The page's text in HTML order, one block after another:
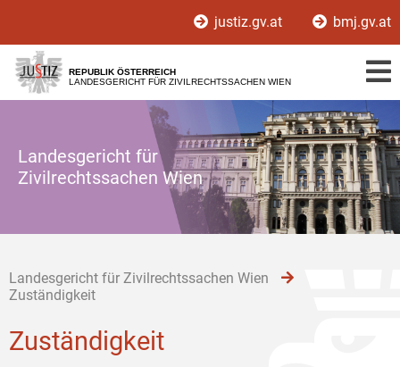
[1]
[2]
[3]
justiz.gv.at bmj.gv.at
REPUBLIK ÖSTERREICH
LANDESGERICHT FÜR ZIVILRECHTSSACHEN WIEN
Landesgericht für
Zivilrechtssachen Wien
Landesgericht für Zivilrechtssachen Wien
Zuständigkeit
Zuständigkeit